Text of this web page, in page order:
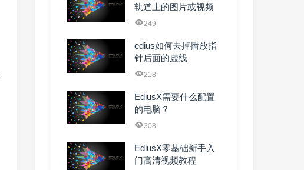
轨道上的图片或视频
249
edius如何去掉播放指
针后面的虚线
218
EdiusX需要什么配置
的电脑？
308
EdiusX零基础新手入
门高清视频教程